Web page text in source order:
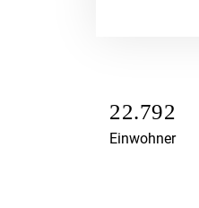
22.792
Einwohner